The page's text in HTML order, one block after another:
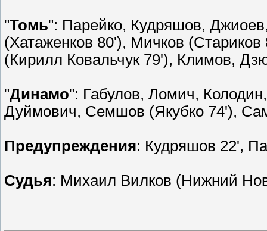
"Томь": Парейко, Кудряшов,
(Хатаженков 80'), Мичков
(Кирилл Ковальчук 79'), Климов,
"Динамо": Габулов, Ломич,
Дуймович, Семшов (Якубко 74'),
Предупреждения: Кудряшов 22',
Судья: Михаил Вилков (Нижний